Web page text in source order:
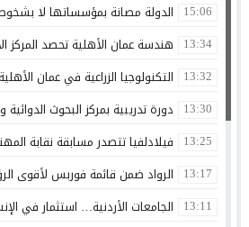
15:06 الدولة مصانة بمؤسساتها لا
13:34 هندسة عمان الأهلية تحصد المركز
13:32 التكنولوجيا الزراعية في عمان
13:30 دورة تدريبية بمركز البحوث
13:25 فيلادلفيا تتصدر مسابقة نقابة
13:17 الرواد ضمن قائمة فوربس لأقوى
13:11 الجامعات الأردنية… استثمار في